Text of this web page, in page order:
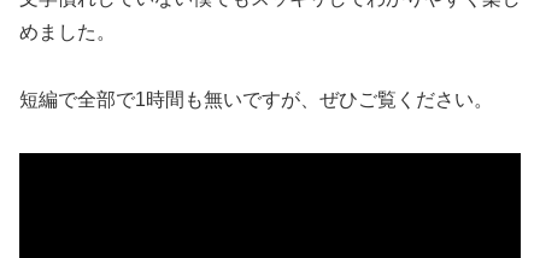
めました。
短編で全部で1時間も無いですが、ぜひご覧ください。